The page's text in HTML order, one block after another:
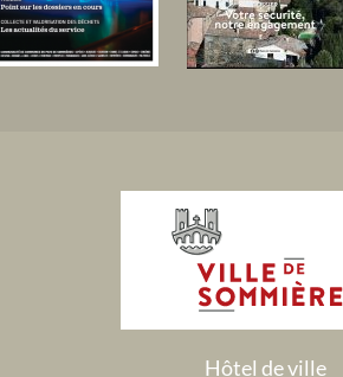
Hôtel de ville